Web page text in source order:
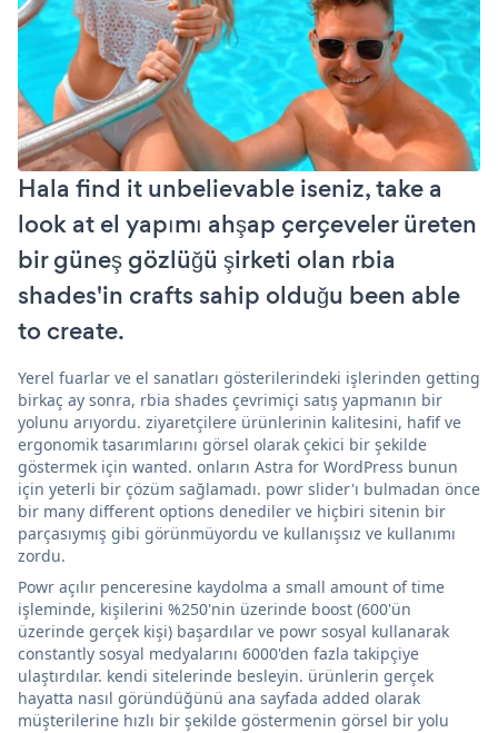
Hala find it unbelievable iseniz, take a
look at el yapımı ahşap çerçeveler üreten
bir güneş gözlüğü şirketi olan rbia
shades'in crafts sahip olduğu been able
to create.
Yerel fuarlar ve el sanatları gösterilerindeki işlerinden getting
birkaç ay sonra, rbia shades çevrimiçi satış yapmanın bir
yolunu arıyordu. ziyaretçilere ürünlerinin kalitesini, hafif ve
ergonomik tasarımlarını görsel olarak çekici bir şekilde
göstermek için wanted. onların Astra for WordPress bunun
için yeterli bir çözüm sağlamadı. powr slider'ı bulmadan önce
bir many different options denediler ve hiçbiri sitenin bir
parçasıymış gibi görünmüyordu ve kullanışsız ve kullanımı
zordu.
Powr açılır penceresine kaydolma a small amount of time
işleminde, kişilerini %250'nin üzerinde boost (600'ün
üzerinde gerçek kişi) başardılar ve powr sosyal kullanarak
constantly sosyal medyalarını 6000'den fazla takipçiye
ulaştırdılar. kendi sitelerinde besleyin. ürünlerin gerçek
hayatta nasıl göründüğünü ana sayfada added olarak
müşterilerine hızlı bir şekilde göstermenin görsel bir yolu